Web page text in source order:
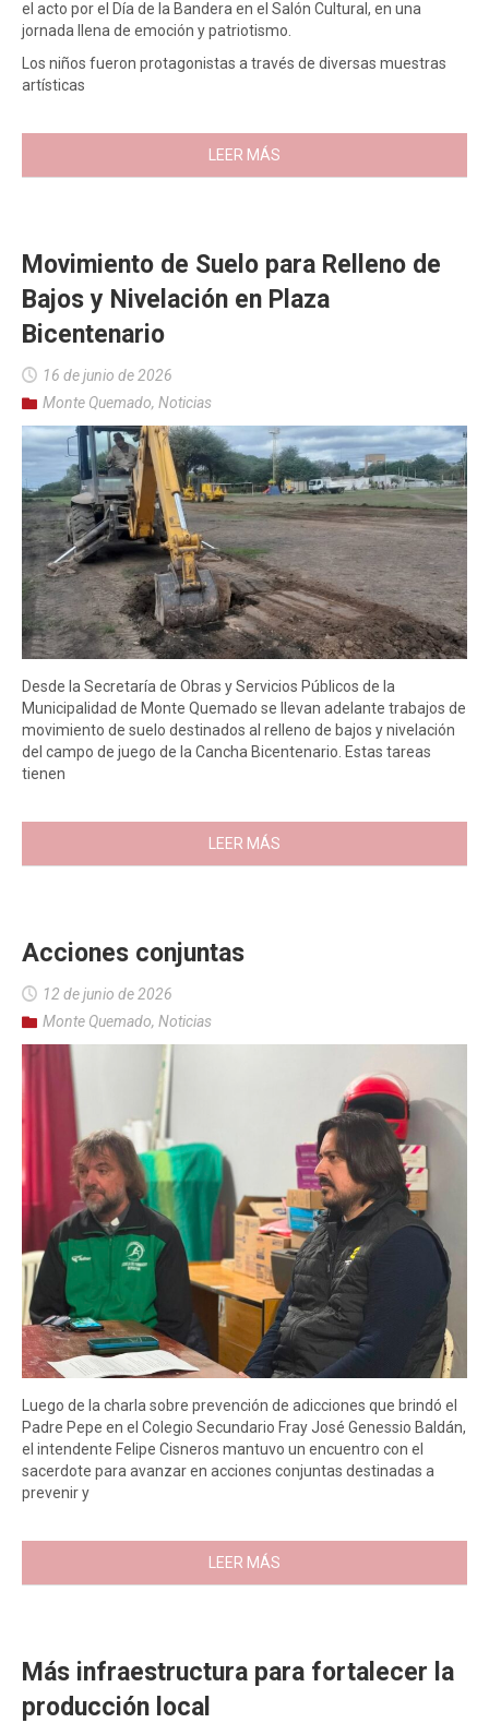
el acto por el Día de la Bandera en el Salón Cultural, en una
jornada llena de emoción y patriotismo.
Los niños fueron protagonistas a través de diversas muestras
artísticas
LEER MÁS
Movimiento de Suelo para Relleno de
Bajos y Nivelación en Plaza
Bicentenario
16 de junio de 2026
Monte Quemado, Noticias
Desde la Secretaría de Obras y Servicios Públicos de la
Municipalidad de Monte Quemado se llevan adelante trabajos de
movimiento de suelo destinados al relleno de bajos y nivelación
del campo de juego de la Cancha Bicentenario. Estas tareas
tienen
LEER MÁS
Acciones conjuntas
12 de junio de 2026
Monte Quemado, Noticias
Luego de la charla sobre prevención de adicciones que brindó el
Padre Pepe en el Colegio Secundario Fray José Genessio Baldán,
el intendente Felipe Cisneros mantuvo un encuentro con el
sacerdote para avanzar en acciones conjuntas destinadas a
prevenir y
LEER MÁS
Más infraestructura para fortalecer la
producción local